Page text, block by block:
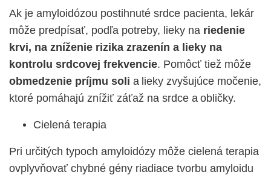
Ak je amyloidózou postihnuté srdce pacienta, lekár
môže predpísať, podľa potreby, lieky na riedenie
krvi, na zníženie rizika zrazenín a lieky na
kontrolu srdcovej frekvencie. Pomôcť tiež môže
obmedzenie príjmu soli a lieky zvyšujúce močenie,
ktoré pomáhajú znížiť záťaž na srdce a obličky.
Cielená terapia
Pri určitých typoch amyloidózy môže cielená terapia
ovplyvňovať chybné gény riadiace tvorbu amyloidu